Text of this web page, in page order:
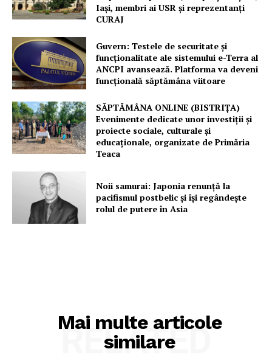
Un proiect
FREEDOM HOUSE ROMÂNIA
PRESShub
Proiecte editoriale
Rețea
Contact
Iași, membri ai USR și reprezentanți
CURAJ
Guvern: Testele de securitate și
funcționalitate ale sistemului e-Terra al
ANCPI avansează. Platforma va deveni
funcțională săptămâna viitoare
SĂPTĂMÂNA ONLINE (BISTRIȚA)
Evenimente dedicate unor investiții și
proiecte sociale, culturale și
educaționale, organizate de Primăria
Teaca
Noii samurai: Japonia renunță la
pacifismul postbelic și își regândește
rolul de putere în Asia
Mai multe articole
similare
RELATED